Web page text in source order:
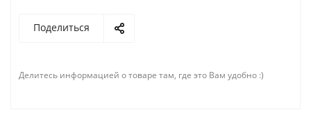
Поделиться
Делитесь информацией о товаре там, где это Вам удобно :)